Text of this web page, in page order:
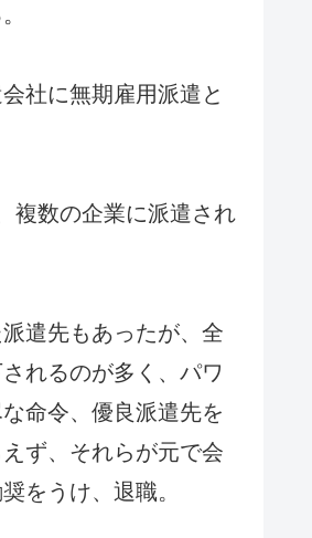
社に無期雇用派遣と
複数の企業に派遣され
遣先もあったが、全
れるのが多く、パワ
命令、優良派遣先を
ず、それらが元で会
をうけ、退職。